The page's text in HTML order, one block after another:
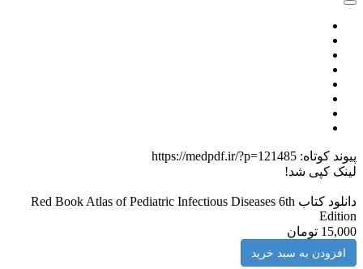
پیوند کوتاه: https://medpdf.ir/?p=121485
لینک کپی شد!
دانلود کتاب Red Book Atlas of Pediatric Infectious Diseases 6th
Edition
15,000 تومان
افزودن به سبد خرید